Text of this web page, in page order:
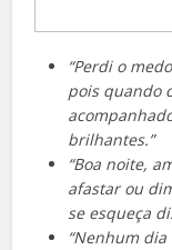
“Perdi o
pois quando
brilhantes.”
“Boa noite,
afastar ou
se esqueça
“Nenhum